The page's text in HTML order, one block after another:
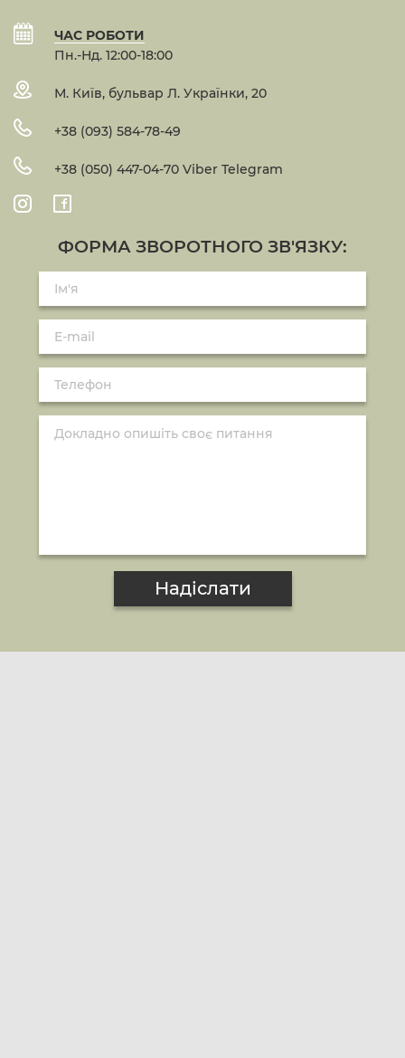
ЧАС РОБОТИ
Пн.-Нд. 12:00-18:00
М. Київ, бульвар Л. Українки, 20
+38 (093) 584-78-49
+38 (050) 447-04-70 Viber Telegram
ФОРМА ЗВОРОТНОГО ЗВ'ЯЗКУ:
Надіслати